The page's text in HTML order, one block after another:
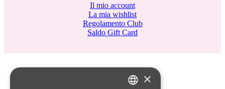
Il mio account
La mia wishlist
Regolamento Club
Saldo Gift Card
×